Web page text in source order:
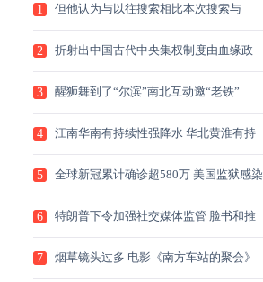
1
但他认为与以往搜索相比本次搜索与
MH3
2
折射出中国古代中央集权制度由血缘政
治
3
醒狮舞到了“尔滨”南北互动邀“老铁”
4
江南华南有持续性强降水 华北黄淮有持
续
5
全球新冠累计确诊超580万 美国监狱感染
情
6
特朗普下令加强社交媒体监管 脸书和推
特
7
烟草镜头过多 电影《南方车站的聚会》
获